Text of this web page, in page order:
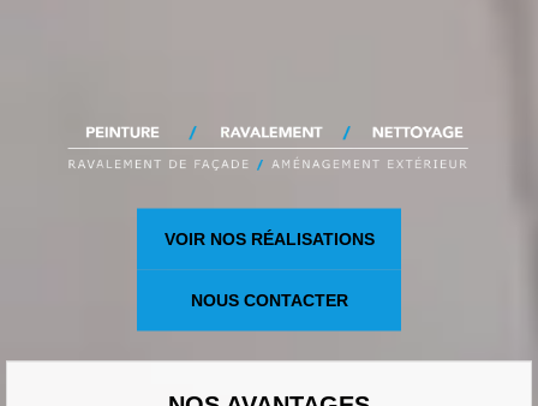
VOIR NOS RÉALISATIONS
NOUS CONTACTER